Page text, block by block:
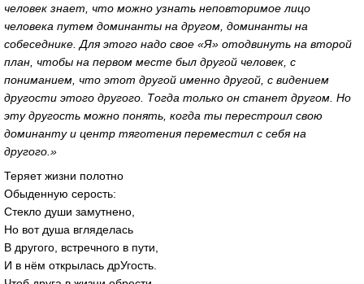
человек знает, что можно узнать неповторимое лицо
человека путем доминанты на другом, доминанты на
собеседнике. Для этого надо свое «Я» отодвинуть на второй
план, чтобы на первом месте был другой человек, с
пониманием, что этот другой именно другой, с видением
другости этого другого. Тогда только он станет другом. Но
эту другость можно понять, когда ты перестроил свою
доминанту и центр тяготения переместил с себя на
другого.»
Теряет жизни полотно
Обыденную серость:
Стекло души замутнено,
Но вот душа вгляделась
В другого, встречного в пути,
И в нём открылась дрУгость.